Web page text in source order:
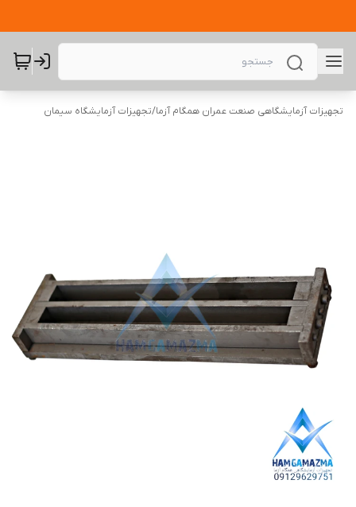
تجهیزات آزمایشگاهی صنعت عمران همگام آزما/تجهیزات آزمایشگاه سیمان